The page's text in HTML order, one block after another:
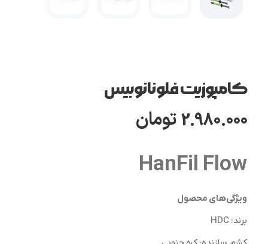
کامپوزیت فلو نانو بیس
2.980.000تومان
HanFil Flow
ویژگی‌های محصول
برند:
HDC